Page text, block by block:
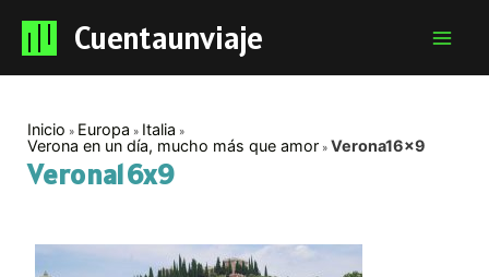
Cuentaunviaje
Inicio Europa
Italia
Verona en un día, mucho más que amor
Verona16x9
Verona16x9